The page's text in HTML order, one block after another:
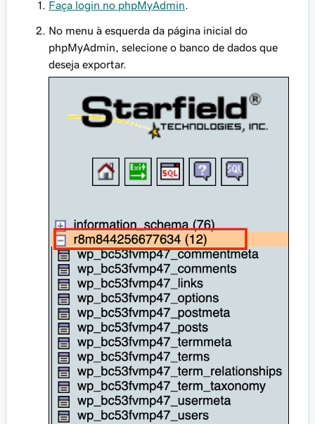
Faça login no phpMyAdmin
No menu à esquerda da página inicial do
phpMyAdmin, selecione o banco de dados que
deseja exportar.